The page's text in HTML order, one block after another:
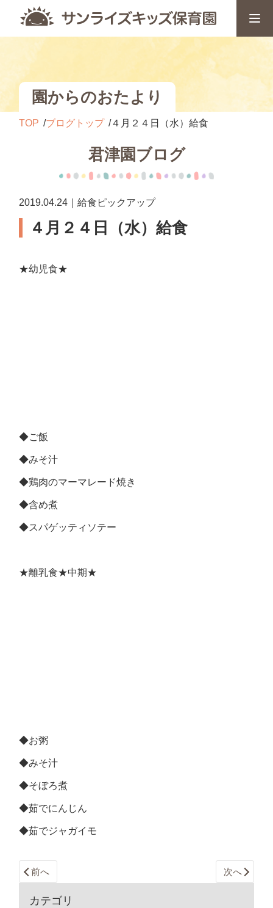
園からのおたより
TOP ブログトップ ４月２４日（水）給食
君津園ブログ
2019.04.24｜給食ピックアップ
４月２４日（水）給食
★幼児食★
◆ご飯
◆みそ汁
◆鶏肉のマーマレード焼き
◆含め煮
◆スパゲッティソテー
★離乳食★中期★
◆お粥
◆みそ汁
◆そぼろ煮
◆茹でにんじん
◆茹でジャガイモ
前へ 次へ
カテゴリ